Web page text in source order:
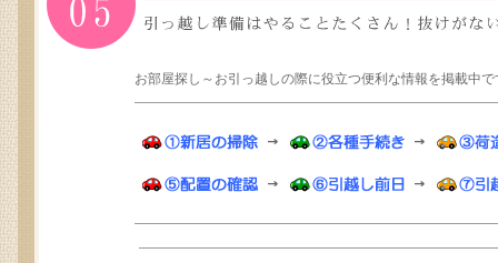
お部屋探し～お引っ越しの際に役立つ便利な情報を掲載中